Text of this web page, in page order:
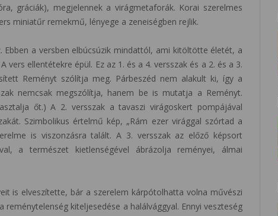
gráciák), megjelennek a virágmetaforák. Korai szerelmes
miniatűr remekmű, lényege a zeneiségben rejlik.
Ebben a versben elbúcsúzik mindattól, ami kitöltötte életét, a
vers ellentétekre épül. Ez az 1. és a 4. versszak és a 2. és a 3.
Reményt szólítja meg. Párbeszéd nem alakult ki, így a
nemcsak megszólítja, hanem be is mutatja a Reményt.
őt.) A 2. versszak a tavaszi virágoskert pompájával
Szimbolikus értelmű kép, „Rám ezer virággal szórtad a
is viszonzásra talált. A 3. versszak az előző képsort
a természet kietlenségével ábrázolja reményei, álmai
is elveszítette, bár a szerelem kárpótolhatta volna művészi
reménytelenség kiteljesedése a halálvággyal. Ennyi veszteség